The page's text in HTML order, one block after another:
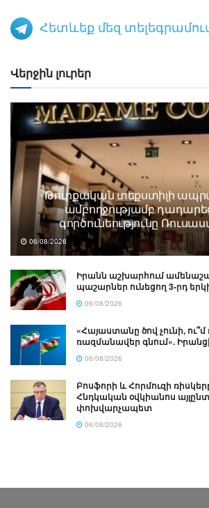
Հետևեք մեզ
Վերջին լուրեր
Թուրքական տեքստիլի
ամբողջությամբ
գործունեությունը
06/08/2026
Իրանն աշխարհում
պաշարներ ունեցող 3-րդ
06/08/2026
«Հայաստանը ծով չունի, ու՞մ
ռազմանավեր գնում».
06/08/2026
Բոսֆորի և Հորմուզի
Հնդկական օվկիանոս
փոխվարչապետ
06/08/2026